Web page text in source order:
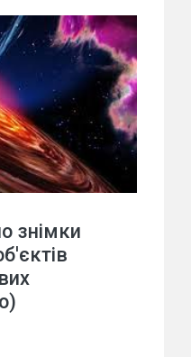
знімки